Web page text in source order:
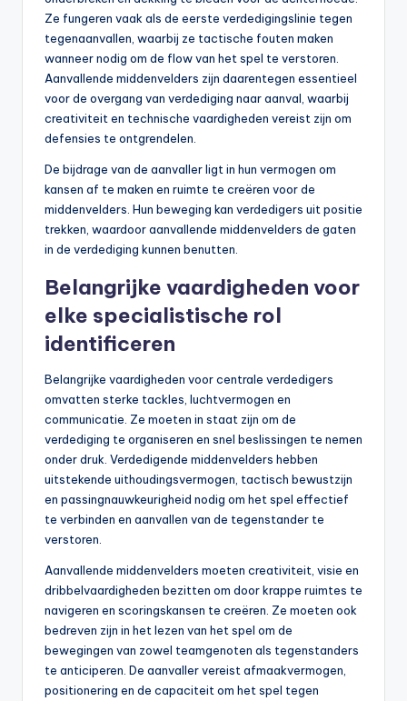
Ze fungeren vaak als de eerste verdedigingslinie tegen
tegenaanvallen, waarbij ze tactische fouten maken
wanneer nodig om de flow van het spel te verstoren.
Aanvallende middenvelders zijn daarentegen essentieel
voor de overgang van verdediging naar aanval, waarbij
creativiteit en technische vaardigheden vereist zijn om
defensies te ontgrendelen.
De bijdrage van de aanvaller ligt in hun vermogen om
kansen af te maken en ruimte te creëren voor de
middenvelders. Hun beweging kan verdedigers uit positie
trekken, waardoor aanvallende middenvelders de gaten
in de verdediging kunnen benutten.
Belangrijke vaardigheden voor
elke specialistische rol
identificeren
Belangrijke vaardigheden voor centrale verdedigers
omvatten sterke tackles, luchtvermogen en
communicatie. Ze moeten in staat zijn om de
verdediging te organiseren en snel beslissingen te nemen
onder druk. Verdedigende middenvelders hebben
uitstekende uithoudingsvermogen, tactisch bewustzijn
en passingnauwkeurigheid nodig om het spel effectief
te verbinden en aanvallen van de tegenstander te
verstoren.
Aanvallende middenvelders moeten creativiteit, visie en
dribbelvaardigheden bezitten om door krappe ruimtes te
navigeren en scoringskansen te creëren. Ze moeten ook
bedreven zijn in het lezen van het spel om de
bewegingen van zowel teamgenoten als tegenstanders
te anticiperen. De aanvaller vereist afmaakvermogen,
positionering en de capaciteit om het spel tegen